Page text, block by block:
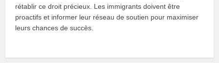
rétablir ce droit précieux. Les immigrants doivent être
proactifs et informer leur réseau de soutien pour maximiser
leurs chances de succès.